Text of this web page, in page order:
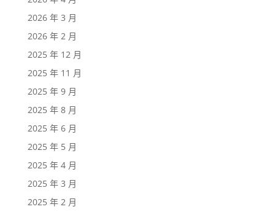
2026 年 3 月
2026 年 2 月
2025 年 12 月
2025 年 11 月
2025 年 9 月
2025 年 8 月
2025 年 6 月
2025 年 5 月
2025 年 4 月
2025 年 3 月
2025 年 2 月